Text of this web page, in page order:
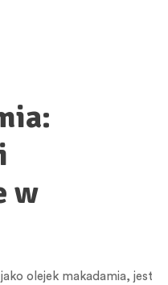
w
olejek makadamia, jest